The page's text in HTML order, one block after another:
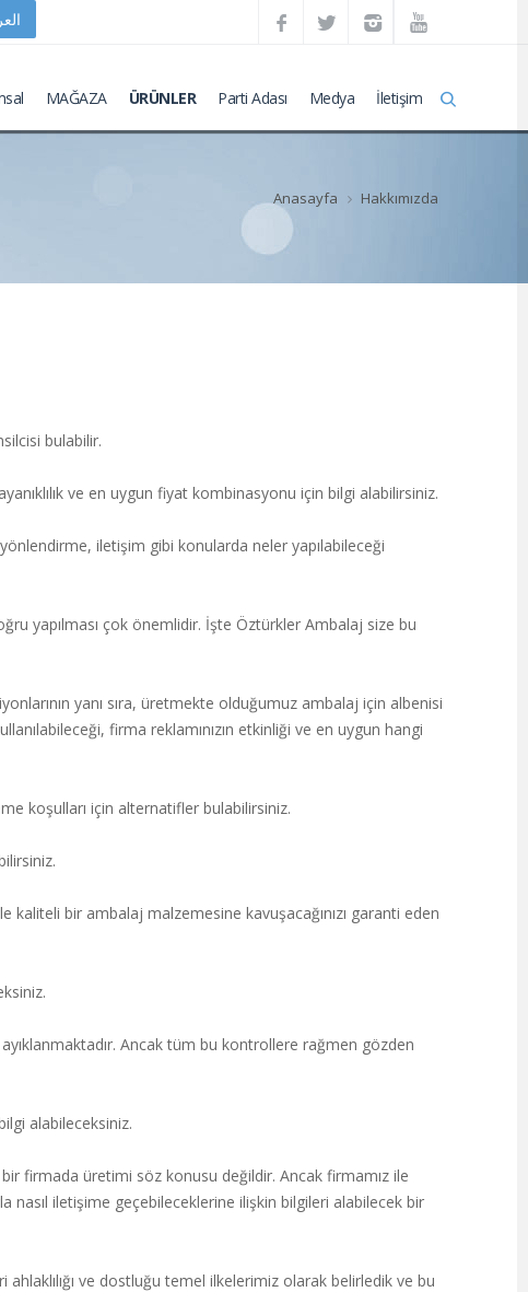
MAĞAZA ÜRÜNLER Parti Adası Medya İletişim
Anasayfa Hakkımızda
bulabilir.
ve en uygun fiyat kombinasyonu için bilgi alabilirsiniz.
iletişim gibi konularda neler yapılabileceği
yapılması çok önemlidir. İşte Öztürkler Ambalaj size bu
yanı sıra, üretmekte olduğumuz ambalaj için albenisi
firma reklamınızın etkinliği ve en uygun hangi
koşulları için alternatifler bulabilirsiniz.
bir ambalaj malzemesine kavuşacağınızı garanti eden
Ancak tüm bu kontrollere rağmen gözden
alabileceksiniz.
firmada üretimi söz konusu değildir. Ancak firmamız ile
iletişime geçebileceklerine ilişkin bilgileri alabilecek bir
ve dostluğu temel ilkelerimiz olarak belirledik ve bu